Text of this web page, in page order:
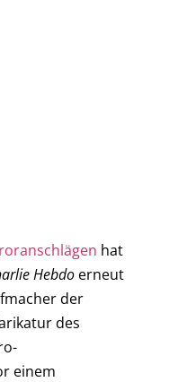
hat
Hebdo erneut
der
des
einem